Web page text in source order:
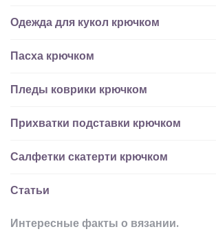
Одежда для кукол крючком
Пасха крючком
Пледы коврики крючком
Прихватки подставки крючком
Салфетки скатерти крючком
Статьи
Интересные факты о вязании.